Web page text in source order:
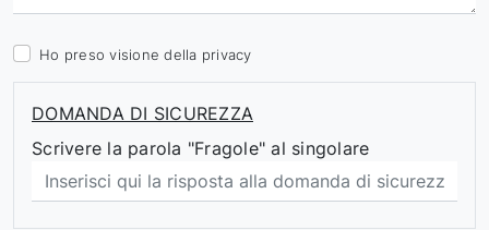
Ho preso visione della privacy
DOMANDA DI SICUREZZA
Scrivere la parola "Fragole" al singolare